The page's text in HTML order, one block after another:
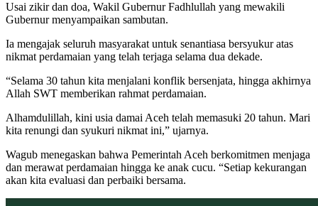
Usai zikir dan doa, Wakil Gubernur Fadhlullah yang mewakili
Gubernur menyampaikan sambutan.
Ia mengajak seluruh masyarakat untuk senantiasa bersyukur atas
nikmat perdamaian yang telah terjaga selama dua dekade.
“Selama 30 tahun kita menjalani konflik bersenjata, hingga akhirnya
Allah SWT memberikan rahmat perdamaian.
Alhamdulillah, kini usia damai Aceh telah memasuki 20 tahun. Mari
kita renungi dan syukuri nikmat ini,” ujarnya.
Wagub menegaskan bahwa Pemerintah Aceh berkomitmen menjaga
dan merawat perdamaian hingga ke anak cucu. “Setiap kekurangan
akan kita evaluasi dan perbaiki bersama.